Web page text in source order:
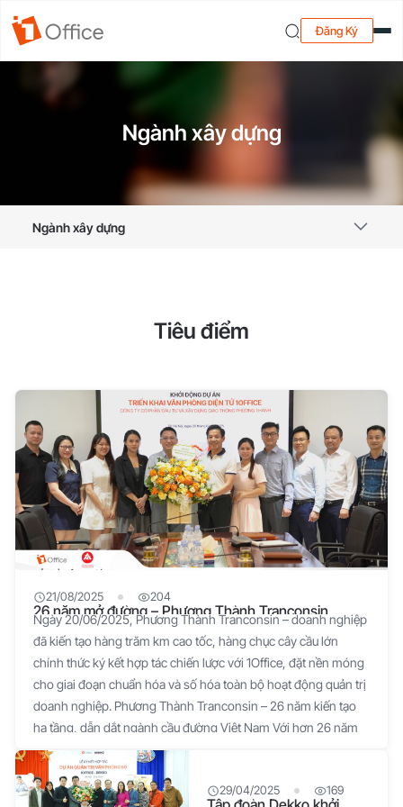
Đăng Ký
Ngành xây dựng
Ngành xây dựng
Tiêu điểm
21/08/2025 204
26 năm mở đường – Phương Thành Tranconsin
khẳng định vị thế, thiết lập văn phòng số hiện đại trên
nền tảng 1Office
Ngày 20/06/2025, Phương Thành Tranconsin – doanh nghiệp
đã kiến tạo hàng trăm km cao tốc, hàng chục cây cầu lớn
chính thức ký kết hợp tác chiến lược với 1Office, đặt nền móng
cho giai đoạn chuẩn hóa và số hóa toàn bộ hoạt động quản trị
doanh nghiệp. Phương Thành Tranconsin – 26 năm kiến tạo
hạ tầng, dẫn dắt ngành cầu đường Việt Nam Với hơn 26 năm
kinh nghiệm trong lĩnh vực xây dựng hạ tầng giao thông,
Phương Thành Tranconsin đã khẳng định vị thế là một trong
những doanh nghiệp thuộc top ngành cầu đường tại Việt Nam.
29/04/2025 169